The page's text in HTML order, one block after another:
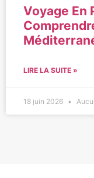
Voyage En
LIRE LA SUITE »
18 juin 2026